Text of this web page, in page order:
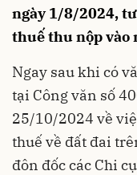
ngày 1/8/2024,
thuế thu nộp vào
Ngay sau khi có
tại Công văn số
25/10/2024 về
thuế về đất đai
đôn đốc các Chi